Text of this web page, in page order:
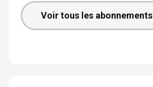
Voir tous les abonnements